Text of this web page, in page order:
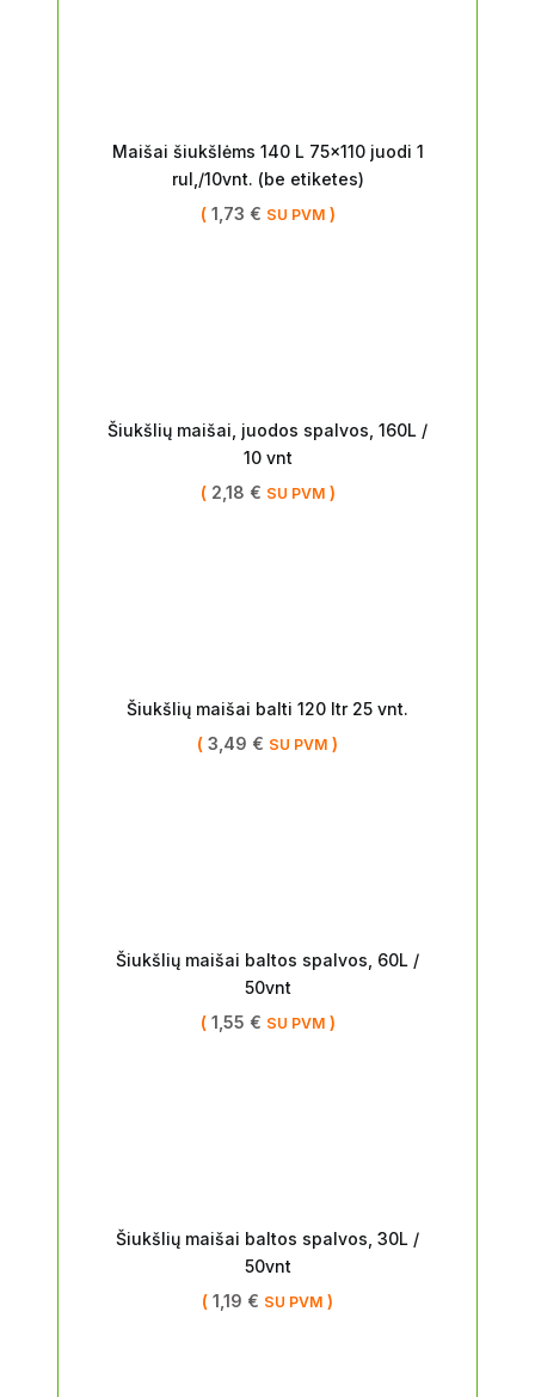
Maišai šiukšlėms 140 L 75×110 juodi 1
rul,/10vnt. (be etiketes)
( 1,73 € SU PVM)
Šiukšlių maišai, juodos spalvos, 160L /
10 vnt
( 2,18 € SU PVM)
Šiukšlių maišai balti 120 ltr 25 vnt.
( 3,49 € SU PVM )
Šiukšlių maišai baltos spalvos, 60L /
50vnt
( 1,55 € SU PVM)
Šiukšlių maišai baltos spalvos, 30L /
50vnt
( 1,19 € SU PVM )